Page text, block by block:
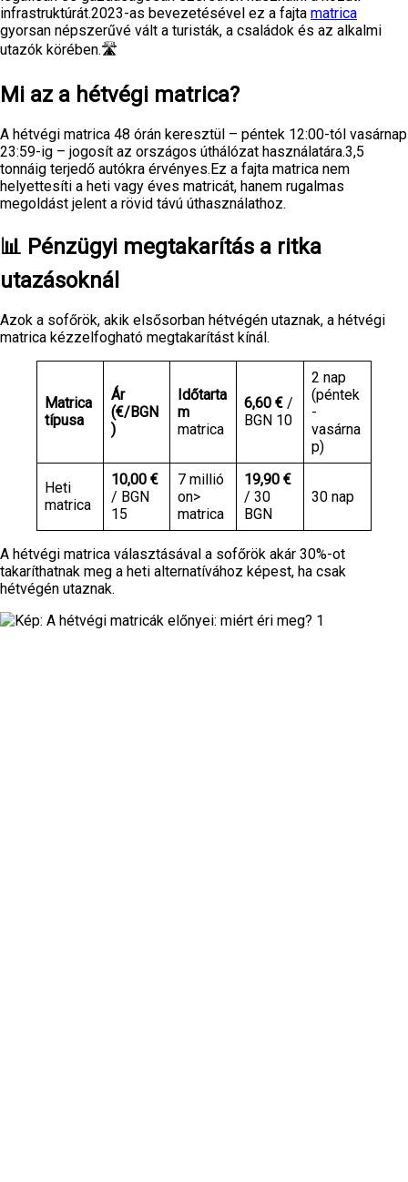
infrastruktúrát.2023-as bevezetésével ez a fajta matrica
gyorsan népszerűvé vált a turisták, a családok és az alkalmi
utazók körében.🛣️
Mi az a hétvégi matrica?
A hétvégi matrica 48 órán keresztül – péntek 12:00-tól vasárnap
23:59-ig – jogosít az országos úthálózat használatára.3,5
tonnáig terjedő autókra érvényes.Ez a fajta matrica nem
helyettesíti a heti vagy éves matricát, hanem rugalmas
megoldást jelent a rövid távú úthasználathoz.
📊 Pénzügyi megtakarítás a ritka
utazásoknál
Azok a sofőrök, akik elsősorban hétvégén utaznak, a hétvégi
matrica kézzelfogható megtakarítást kínál.
Matrica
típusa
Ár
(€/BGN
)
Időtarta
m
matrica
6,60 € /
BGN 10
2 nap
(péntek
-
vasárna
p)
Heti
matrica
10,00 €
/ BGN
15
7 millió
on>
matrica
19,90 €
/ 30
BGN
30 nap
A hétvégi matrica választásával a sofőrök akár 30%-ot
takaríthatnak meg a heti alternatívához képest, ha csak
hétvégén utaznak.